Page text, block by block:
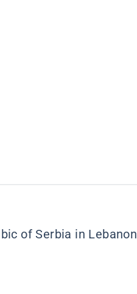
of Serbia in Lebanon